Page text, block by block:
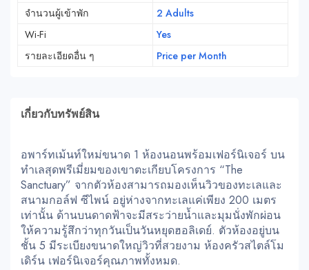
จำนวนผู้เข้าพัก
2 Adults
Wi-Fi
Yes
รายละเอียดอื่น ๆ
Price per Month
เกี่ยวกับทรัพย์สิน
อพาร์ทเม้นท์ใหม่ขนาด 1 ห้องนอนพร้อมเฟอร์นิเจอร์ บน
ทำเลสุดพรีเมี่ยมของเขาตะเกียบโครงการ “The
Sanctuary” จากตัวห้องสามารถมองเห็นวิวของทะเลและ
สนามกอล์ฟ ซีไพน์ อยู่ห่างจากทะเลแค่เพียง 200 เมตร
เท่านั้น ด้านบนดาดฟ้าจะมีสระว่ายน้ำและมุมนั่งพักผ่อน
ให้ความรู้สึกว่าทุกวันเป็นวันหยุดฮอลิเดย์. ตัวห้องอยู่บน
ชั้น 5 มีระเบียงขนาดใหญ่วิวที่สวยงาม ห้องครัวสไตล์โม
เดิร์น เฟอร์นิเจอร์คุณภาพทั้งหมด.